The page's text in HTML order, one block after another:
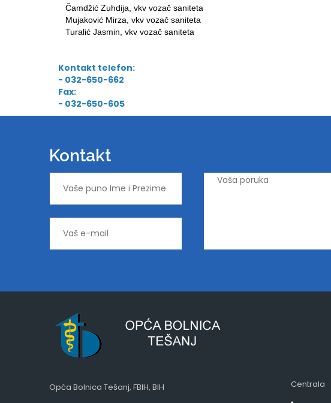
Čamdžić Zuhdija, vkv vozač saniteta
Mujaković Mirza, vkv vozač saniteta
Turalić Jasmin, vkv vozač saniteta
Kontakt telefon:
- 032-650-662
Fax:
- 032-650-605
Kontakt
Opća Bolnica Tešanj, FBIH, BIH
Centrala